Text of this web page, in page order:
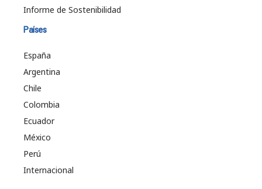
Informe de Sostenibilidad
Países
España
Argentina
Chile
Colombia
Ecuador
México
Perú
Internacional